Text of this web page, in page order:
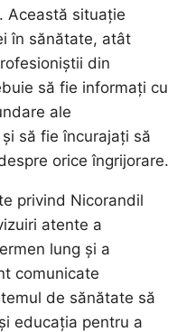
Această situație
în sănătate, atât
din
să fie informați cu
ale
să fie încurajați să
orice îngrijorare.
privind Nicorandil
atente a
lung și a
comunicate
de sănătate să
educația pentru a